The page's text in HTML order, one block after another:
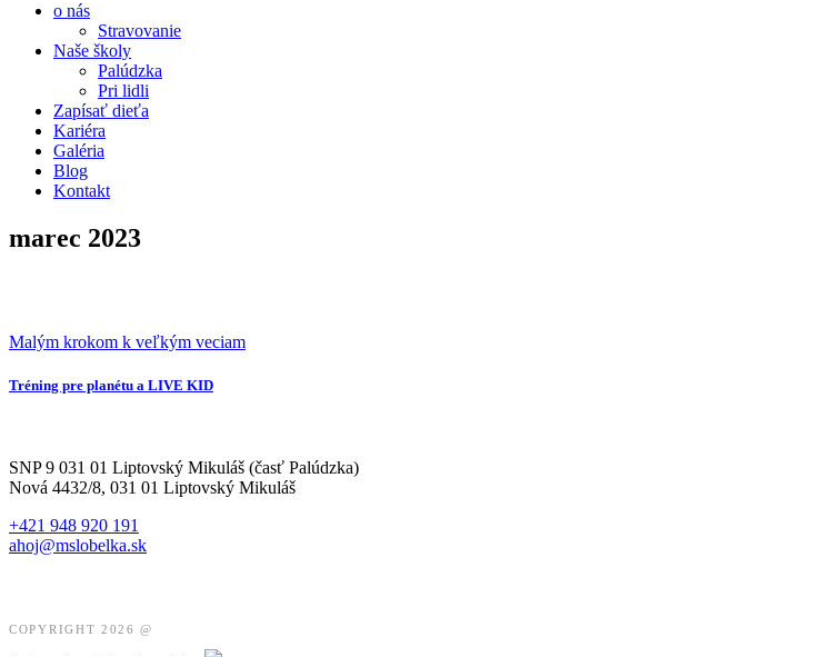
o nás
Stravovanie
Naše školy
Palúdzka
Pri lidli
Zapísať dieťa
Kariéra
Galéria
Blog
Kontakt
marec 2023
Malým krokom k veľkým veciam
Tréning pre planétu a LIVE KID
SNP 9 031 01 Liptovský Mikuláš (časť Palúdzka)
Nová 4432/8, 031 01 Liptovský Mikuláš
+421 948 920 191
ahoj@mslobelka.sk
COPYRIGHT 2026 @